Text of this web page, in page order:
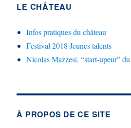
LE CHÂTEAU
Infos pratiques du château
Festival 2018 Jeunes talents
Nicolas Mazzesi, “start-upeur”
À PROPOS DE CE SITE